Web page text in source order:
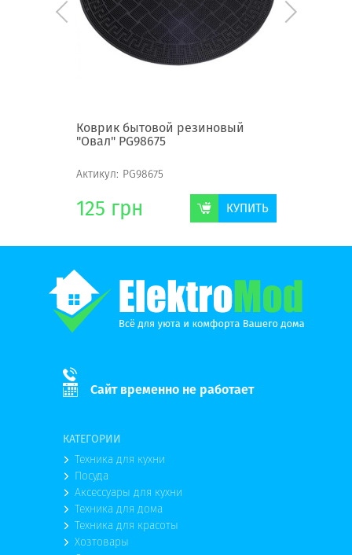
Коврик бытовой резиновый
"Овал" PG98675
Актикул: PG98675
125 грн КУПИТЬ
Сайт временно не работает
КАТЕГОРИИ
Техника для кухни
Посуда
Аксессуары для кухни
Техника для дома
Техника для красоты
Хозтовары